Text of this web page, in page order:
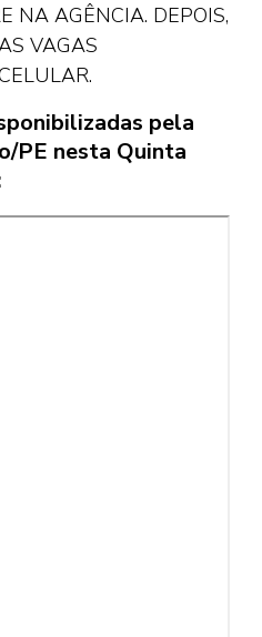
NA AGÊNCIA. DEPOIS,
VAGAS
pela
PE nesta Quinta